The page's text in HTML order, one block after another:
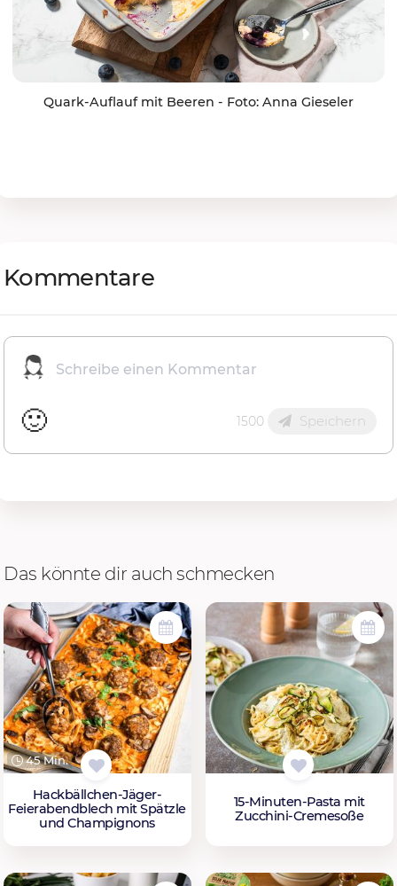
Quark-Auflauf mit Beeren - Foto: Anna Gieseler
Kommentare
🙂 1500 Speichern
Das könnte dir auch schmecken
45 Min.
Hackbällchen-Jäger-
Feierabendblech mit Spätzle
und Champignons
15-Minuten-Pasta mit
Zucchini-Cremesoße